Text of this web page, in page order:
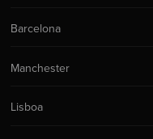
Barcelona
Manchester
Lisboa